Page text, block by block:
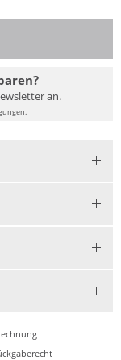
an.